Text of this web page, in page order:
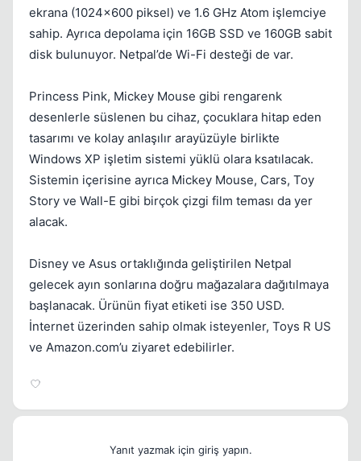
ekrana (1024x600 piksel) ve 1.6 GHz Atom işlemciye
sahip. Ayrıca depolama için 16GB SSD ve 160GB sabit
disk bulunuyor. Netpal’de Wi-Fi desteği de var.
Princess Pink, Mickey Mouse gibi rengarenk
desenlerle süslenen bu cihaz, çocuklara hitap eden
tasarımı ve kolay anlaşılır arayüzüyle birlikte
Windows XP işletim sistemi yüklü olara ksatılacak.
Sistemin içerisine ayrıca Mickey Mouse, Cars, Toy
Story ve Wall-E gibi birçok çizgi film teması da yer
alacak.
Disney ve Asus ortaklığında geliştirilen Netpal
gelecek ayın sonlarına doğru mağazalara dağıtılmaya
başlanacak. Ürünün fiyat etiketi ise 350 USD.
İnternet üzerinden sahip olmak isteyenler, Toys R US
ve Amazon.com’u ziyaret edebilirler.
Yanıt yazmak için giriş yapın.